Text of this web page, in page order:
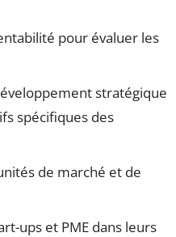
pour évaluer les
stratégique
spécifiques des
de marché et de
ups et PME dans leurs